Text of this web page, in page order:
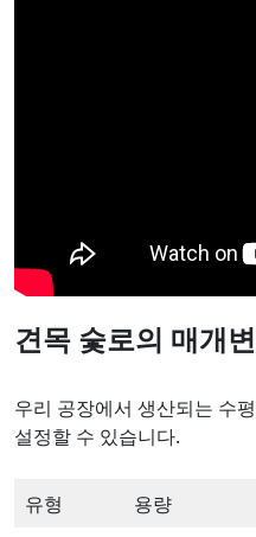
견목 숯로의 매개
우리 공장에서 생산되는 수
설정할 수 있습니다.
유형 용량